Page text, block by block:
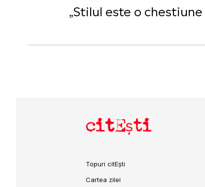
„Stilul este o
citEști
Topuri citEști
Cartea zilei